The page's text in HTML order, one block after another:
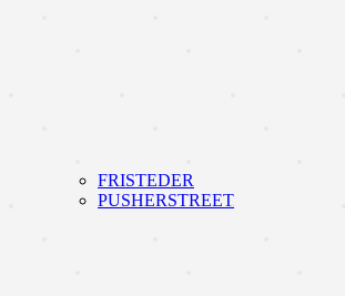
FRISTEDER
PUSHERSTREET